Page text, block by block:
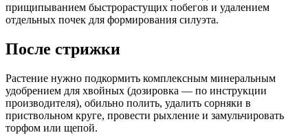
прищипыванием быстрорастущих побегов и удалением
отдельных почек для формирования силуэта.
После стрижки
Растение нужно подкормить комплексным минеральным
удобрением для хвойных (дозировка — по инструкции
производителя), обильно полить, удалить сорняки в
приствольном круге, провести рыхление и замульчировать
торфом или щепой.